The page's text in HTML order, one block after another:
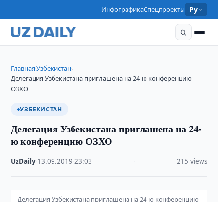
ИнфографикаСпецпроекты Ру
Главная›Узбекистан›
Делегация Узбекистана приглашена на 24-ю конференцию
ОЗХО
УЗБЕКИСТАН
Делегация Узбекистана приглашена на 24-
ю конференцию ОЗХО
UzDaily 13.09.2019 ·23:03 215 views
Делегация Узбекистана приглашена на 24-ю конференцию